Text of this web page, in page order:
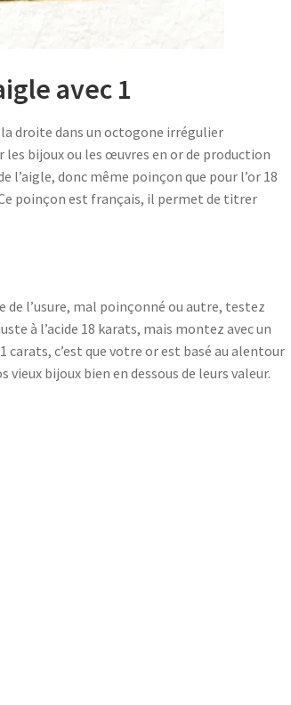
avec 1
droite dans un octogone irrégulier
les bijoux ou les œuvres en or de production
l’aigle, donc même poinçon que pour l’or 18
poinçon est français, il permet de titrer
de l’usure, mal poinçonné ou autre, testez
à l’acide 18 karats, mais montez avec un
carats, c’est que votre or est basé au alentour
bijoux bien en dessous de leurs valeur.